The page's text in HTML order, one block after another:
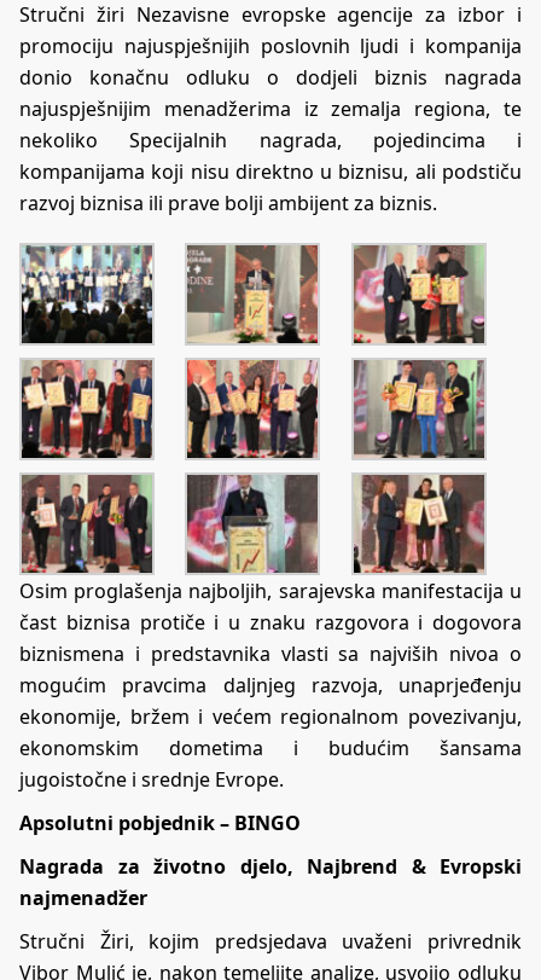
Stručni žiri Nezavisne evropske agencije za izbor i
promociju najuspješnijih poslovnih ljudi i kompanija
donio konačnu odluku o dodjeli biznis nagrada
najuspješnijim menadžerima iz zemalja regiona, te
nekoliko Specijalnih nagrada, pojedincima i
kompanijama koji nisu direktno u biznisu, ali podstiču
razvoj biznisa ili prave bolji ambijent za biznis.
Osim proglašenja najboljih, sarajevska manifestacija u
čast biznisa protiče i u znaku razgovora i dogovora
biznismena i predstavnika vlasti sa najviših nivoa o
mogućim pravcima daljnjeg razvoja, unaprjeđenju
ekonomije, bržem i većem regionalnom povezivanju,
ekonomskim dometima i budućim šansama
jugoistočne i srednje Evrope.
Apsolutni pobjednik – BINGO
Nagrada za životno djelo, Najbrend & Evropski
najmenadžer
Stručni Žiri, kojim predsjedava uvaženi privrednik
Vibor Mulić je, nakon temeljite analize, usvojio odluku